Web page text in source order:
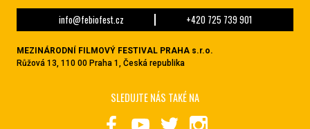
info@febiofest.cz +420 725 739 901
MEZINÁRODNÍ FILMOVÝ FESTIVAL PRAHA s.r.o.
Růžová 13, 110 00 Praha 1, Česká republika
SLEDUJTE NÁS TAKÉ NA